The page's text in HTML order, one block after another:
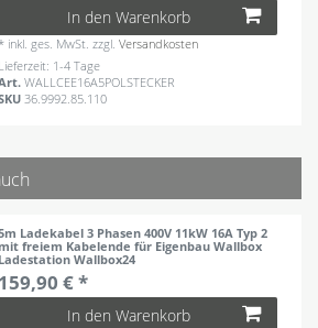
In den Warenkorb
inkl. ges. MwSt. zzgl.Versandkosten
Lieferzeit: 1-4 Tage
WALLCEE16A5POLSTECKER
36.9992.85.110
Ladekabel 3 Phasen 400V 11kW 16A Typ 2
mit freiem Kabelende für Eigenbau Wallbox
Ladestation Wallbox24
159,90 € *
In den Warenkorb